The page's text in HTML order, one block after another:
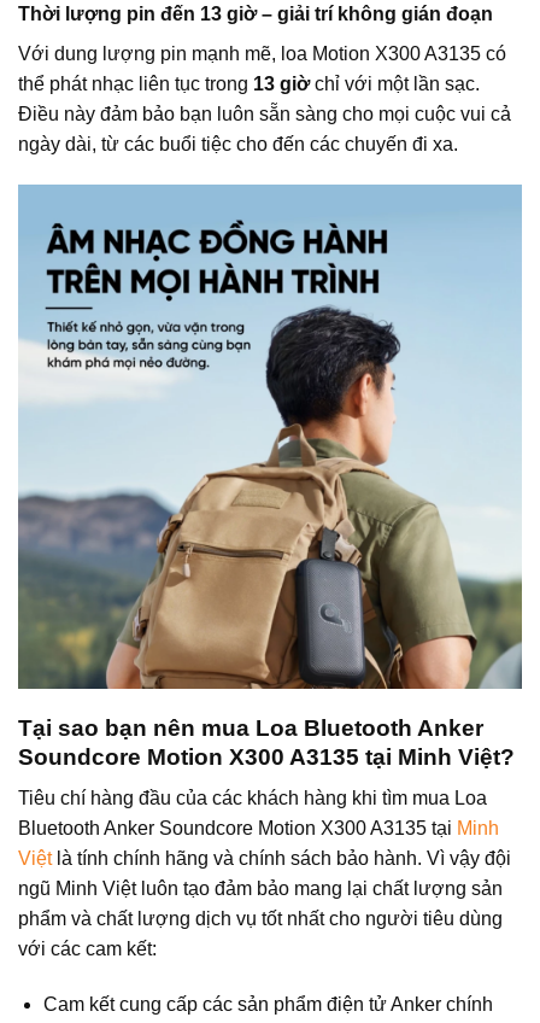
Thời lượng pin đến 13 giờ – giải trí không gián đoạn
Với dung lượng pin mạnh mẽ, loa Motion X300 A3135 có
thể phát nhạc liên tục trong 13 giờchỉ với một lần sạc.
Điều này đảm bảo bạn luôn sẵn sàng cho mọi cuộc vui cả
ngày dài, từ các buổi tiệc cho đến các chuyến đi xa.
Tại sao bạn nên mua Loa Bluetooth Anker
Soundcore Motion X300 A3135 tại Minh Việt?
Tiêu chí hàng đầu của các khách hàng khi tìm mua Loa
Bluetooth Anker Soundcore Motion X300 A3135 tại Minh
Việtlà tính chính hãng và chính sách bảo hành. Vì vậy đội
ngũ Minh Việt luôn tạo đảm bảo mang lại chất lượng sản
phẩm và chất lượng dịch vụ tốt nhất cho người tiêu dùng
với các cam kết:
Cam kết cung cấp các sản phẩm điện tử Anker chính